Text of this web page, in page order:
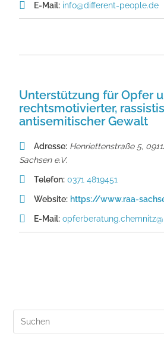
E-Mail: info@different-people.de
Unterstützung für Opfer
rechtsmotivierter,
antisemitischer Gewalt
Adresse: Henriettenstraße 5,
Sachsen e.V.
Telefon: 0371 4819451
Website: https://www.raa-
E-Mail: